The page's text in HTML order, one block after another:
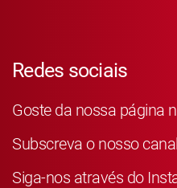
Redes sociais
Goste da nossa página
Subscreva o nosso
Siga-nos através do